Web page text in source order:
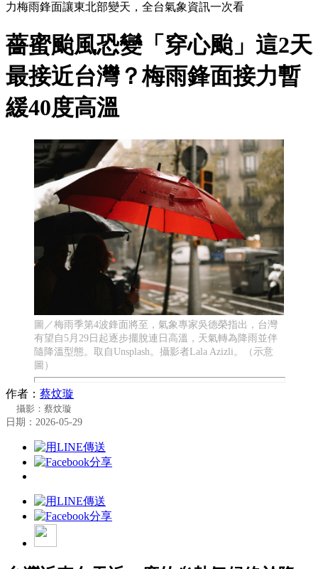
力梅雨鋒面讓東北部變天，全台氣象資訊一次看
薔蜜颱風恐變「穿心颱」這2天
最接近台灣？梅雨鋒面接力暫
緩40度高溫
圖／梅雨季第4波鋒面將至，氣象專家吳德榮指出，台灣
有望自5月29日起逐步擺脫連日高溫，天氣轉為降雨並伴
隨降溫型態。取自Unsplash。攝影者Lala Azizli。（示意
圖）
作者： 蔡炆璇
攝影：蔡炆璇
日期：2026-05-29